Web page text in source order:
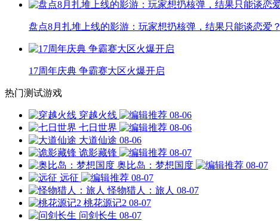
盘点8月扎堆上线的影游：玩家想扔核弹，结果只能谈恋爱？
17周年庆典 争霸赛大区火爆开启
热门测试游戏
穿越火线
08-06
七日世界
08-06
大道仙途 08-06
诡影藏锋
08-07
奥比岛：梦想国度
08-07
远征
08-07
怪物猎人：旅人 08-07
桃花源记2 08-07
问剑长生 08-07